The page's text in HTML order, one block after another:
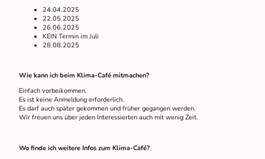
24.04.2025
22.05.2025
26.06.2025
KEIN Termin im Juli
28.08.2025
Wie kann ich beim Klima-Café mitmachen?
Einfach vorbeikommen.
Es ist keine Anmeldung erforderlich.
Es darf auch später gekommen und früher gegangen werden.
Wir freuen uns über jeden Interessierten auch mit wenig Zeit.
Wo finde ich weitere Infos zum Klima-Café?